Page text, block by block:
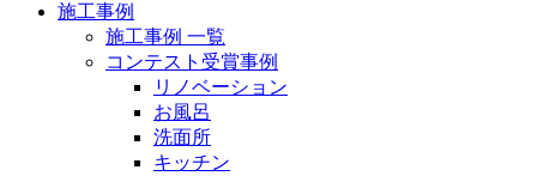
施工事例
施工事例 一覧
コンテスト受賞事例
リノベーション
お風呂
洗面所
キッチン